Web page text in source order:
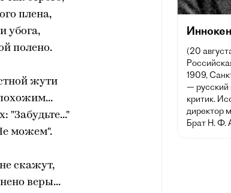
плена,
убога,
полено.
жути
"Забудьте..."
можем".
скажут,
веры...
(20
1909,
— русский
критик.
директор
Брат Н. Ф.